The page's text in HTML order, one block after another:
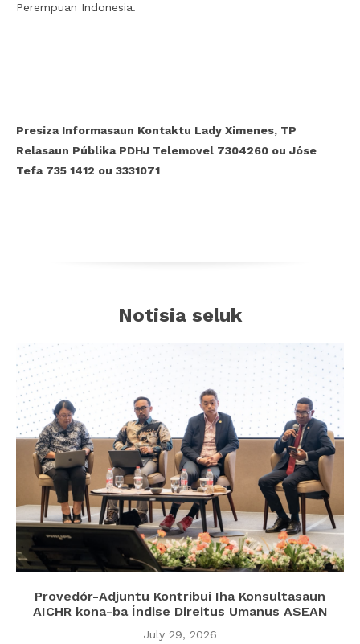
Perempuan Indonesia.
Presiza Informasaun Kontaktu Lady Ximenes, TP
Relasaun Públika PDHJ Telemovel 7304260 ou Jóse
Tefa 735 1412 ou 3331071
Notisia seluk
Provedór-Adjuntu Kontribui Iha Konsultasaun
AICHR kona-ba Índise Direitus Umanus ASEAN
July 29, 2026